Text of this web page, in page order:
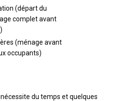
(départ du
complet avant
(ménage avant
occupants)
du temps et quelques